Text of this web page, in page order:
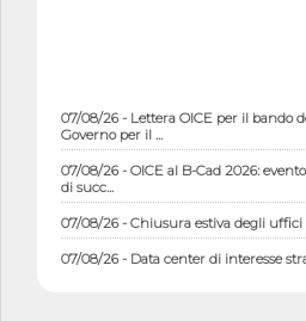
07/08/26 - Lettera OICE per il bando
Governo per il ...
07/08/26 - OICE al B-Cad 2026:
di succ...
07/08/26 - Chiusura estiva degli uffici
07/08/26 - Data center di interesse
interventi pe...